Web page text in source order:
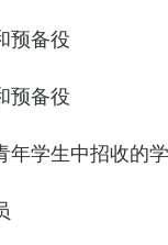
预备役
预备役
年学生中招收的